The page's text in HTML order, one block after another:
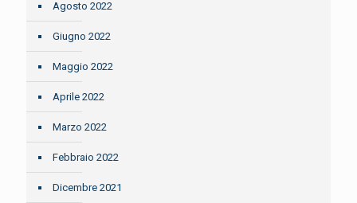
Agosto 2022
Giugno 2022
Maggio 2022
Aprile 2022
Marzo 2022
Febbraio 2022
Dicembre 2021